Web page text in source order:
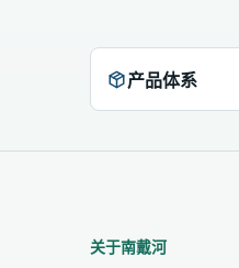
产品体系
关于南戴河